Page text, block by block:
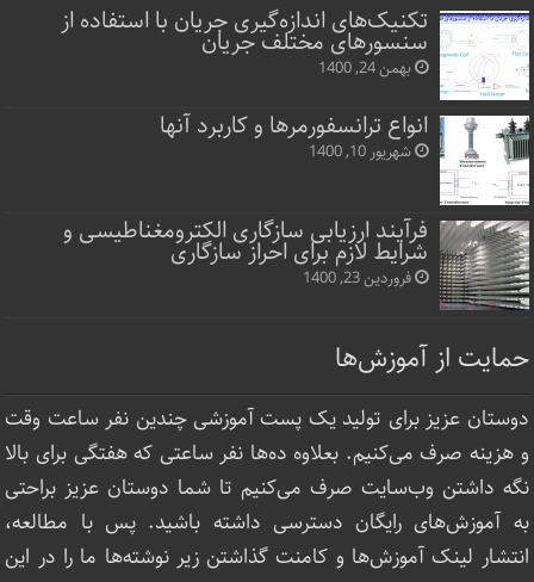
تکنیک‌های اندازه‌گیری جریان با استفاده از
سنسورهای مختلف جریان
بهمن 24, 1400
انواع ترانسفورمرها و کاربرد آنها
شهریور 10, 1400
فرآیند ارزیابی سازگاری الکترومغناطیسی و
شرایط لازم برای احراز سازگاری
فروردین 23, 1400
حمایت از آموزش‌ها
دوستان عزیز برای تولید یک پست آموزشی چندین نفر ساعت‌ وقت
و هزینه صرف می‌کنیم. بعلاوه ده‌ها نفر ساعتی که هفتگی برای بالا
نگه داشتن وب‌سایت صرف ‌می‌کنیم تا شما دوستان عزیز براحتی
به آموزش‌های رایگان دسترسی داشته باشید. پس با مطالعه،
انتشار لینک‌ آموزش‌ها و کامنت گذاشتن زیر نوشته‌‌ها ما را در این